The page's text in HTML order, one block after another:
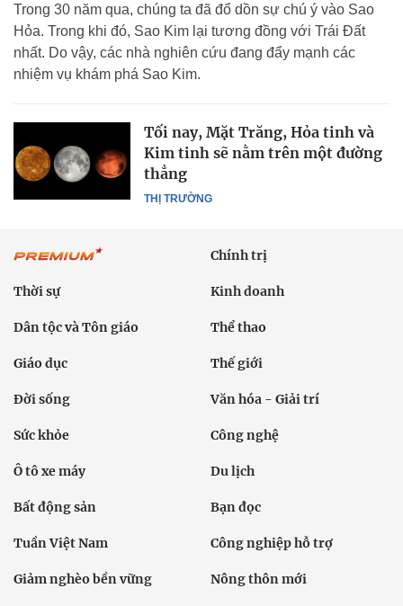
Trong 30 năm qua, chúng ta đã đổ dồn sự chú ý vào Sao
Hỏa. Trong khi đó, Sao Kim lại tương đồng với Trái Đất
nhất. Do vậy, các nhà nghiên cứu đang đẩy mạnh các
nhiệm vụ khám phá Sao Kim.
THỊ TRƯỜNG
Tối nay, Mặt Trăng, Hỏa tinh và
Kim tinh sẽ nằm trên một đường
thẳng
Chính trị
Thời sự Kinh doanh
Dân tộc và Tôn giáo Thể thao
Giáo dục Thế giới
Đời sống Văn hóa - Giải trí
Sức khỏe Công nghệ
Ô tô xe máy Du lịch
Bất động sản Bạn đọc
Tuần Việt Nam Công nghiệp hỗ trợ
Giảm nghèo bền vững Nông thôn mới